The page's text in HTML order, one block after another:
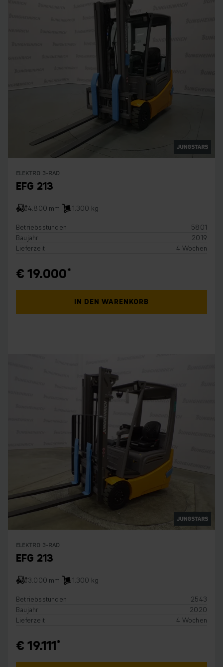
ELEKTRO 3-RAD
EFG 213
4.800 mm
1.300 kg
Betriebsstunden
5801
Baujahr
2019
Lieferzeit
4 Wochen
€ 19.000
IN DEN WARENKORB
ELEKTRO 3-RAD
EFG 213
3.000 mm
1.300 kg
Betriebsstunden
2543
Baujahr
2020
Lieferzeit
4 Wochen
€ 19.111